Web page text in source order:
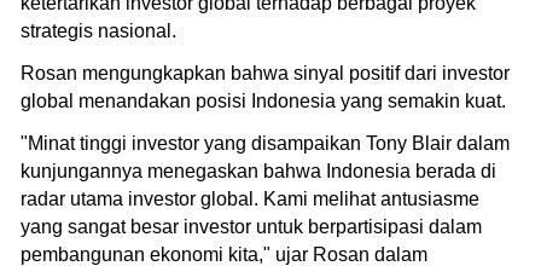
strategis nasional.
Rosan mengungkapkan bahwa sinyal positif dari investor
global menandakan posisi Indonesia yang semakin kuat.
"Minat tinggi investor yang disampaikan Tony Blair dalam
kunjungannya menegaskan bahwa Indonesia berada di
radar utama investor global. Kami melihat antusiasme
yang sangat besar investor untuk berpartisipasi dalam
pembangunan ekonomi kita," ujar Rosan dalam